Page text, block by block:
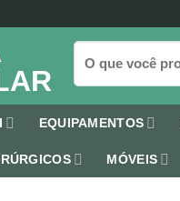
Pesquisar
por:
EQUIPAMENTOS
MÓVEIS